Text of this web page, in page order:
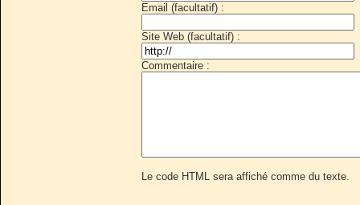
Email (facultatif) :
Site Web (facultatif) :
Commentaire :
Le code HTML sera affiché comme du texte.